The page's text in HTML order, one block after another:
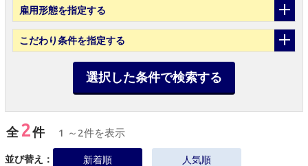
雇用形態を指定する
こだわり条件を指定する
選択した条件で検索する
全2件 1 ～2件を表示
並び替え： 新着順 人気順